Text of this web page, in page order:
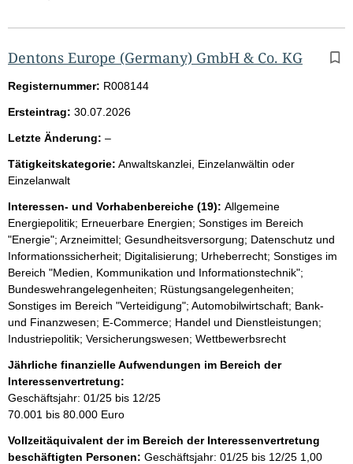
Dentons Europe (Germany) GmbH & Co. KG
Registernummer: R008144
Ersteintrag: 30.07.2026
Letzte Änderung: –l
e
Tätigkeitskategorie: Anwaltskanzlei, Einzelanwältin oder
Einzelanwalt
Interessen- und Vorhabenbereiche (19): Allgemeine
Energiepolitik; Erneuerbare Energien; Sonstiges im Bereich
"Energie"; Arzneimittel; Gesundheitsversorgung; Datenschutz und
Informationssicherheit; Digitalisierung; Urheberrecht; Sonstiges im
Bereich "Medien, Kommunikation und Informationstechnik";
Bundeswehrangelegenheiten; Rüstungsangelegenheiten;
Sonstiges im Bereich "Verteidigung"; Automobilwirtschaft; Bank-
und Finanzwesen; E-Commerce; Handel und Dienstleistungen;
Industriepolitik; Versicherungswesen; Wettbewerbsrecht
Jährliche finanzielle Aufwendungen im Bereich der
Interessenvertretung:
Geschäftsjahr: 01/25 bis 12/25
70.001 bis 80.000 Euro
Vollzeitäquivalent der im Bereich der Interessenvertretung
beschäftigten Personen: Geschäftsjahr: 01/25 bis 12/25 1,00